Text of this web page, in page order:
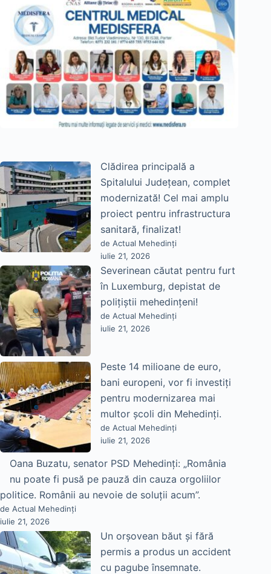
Clădirea principală a
Spitalului Județean, complet
modernizată! Cel mai amplu
proiect pentru infrastructura
sanitară, finalizat!
de Actual Mehedinți
iulie 21, 2026
Severinean căutat pentru furt
în Luxemburg, depistat de
polițiștii mehedințeni!
de Actual Mehedinți
iulie 21, 2026
Peste 14 milioane de euro,
bani europeni, vor fi investiți
pentru modernizarea mai
multor școli din Mehedinți.
de Actual Mehedinți
iulie 21, 2026
Oana Buzatu, senator PSD Mehedinți: „România
nu poate fi pusă pe pauză din cauza orgoliilor
politice. Românii au nevoie de soluții acum”.
de Actual Mehedinți
iulie 21, 2026
Un orșovean băut și fără
permis a produs un accident
cu pagube însemnate.